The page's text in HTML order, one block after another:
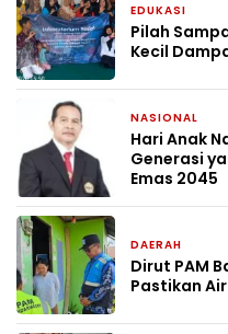
EDUKASI
Pilah
Kecil
NASIONAL
Hari Anak
Generasi
Emas 2045
DAERAH
Dirut PAM
Pastikan